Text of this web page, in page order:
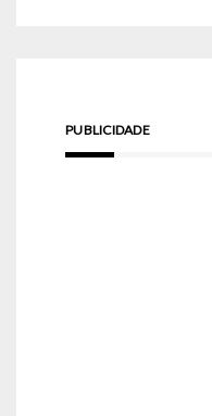
PUBLICIDADE